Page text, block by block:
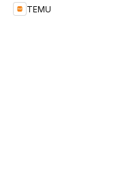
TEMU